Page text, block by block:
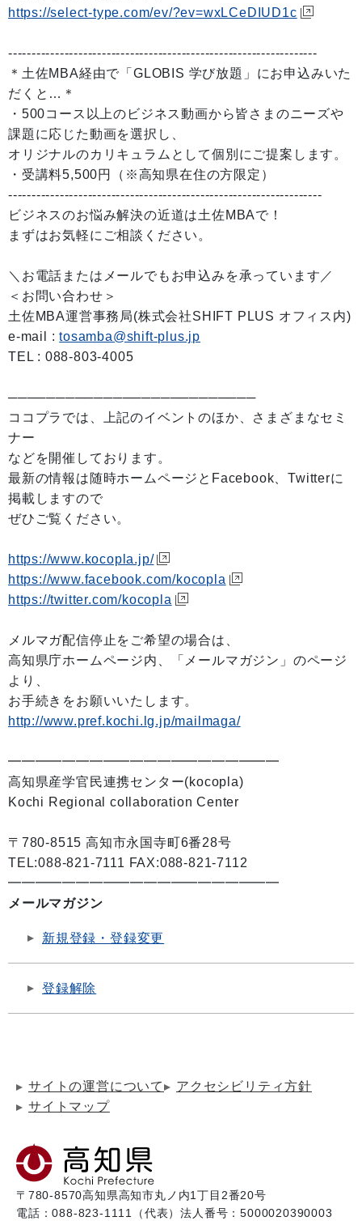
https://select-type.com/ev/?ev=wxLCeDIUD1c
------------------------------------------------------------------
＊土佐MBA経由で「GLOBIS 学び放題」にお申込みいた
だくと…＊
・500コース以上のビジネス動画から皆さまのニーズや
課題に応じた動画を選択し、
オリジナルのカリキュラムとして個別にご提案します。
・受講料5,500円（※高知県在住の方限定）
-------------------------------------------------------------------
ビジネスのお悩み解決の近道は土佐MBAで！
まずはお気軽にご相談ください。
＼お電話またはメールでもお申込みを承っています／
＜お問い合わせ＞
土佐MBA運営事務局(株式会社SHIFT PLUS オフィス内)
e-mail :tosamba@shift-plus.jp
TEL : 088-803-4005
──────────────────────────
ココプラでは、上記のイベントのほか、さまざまなセミ
ナー
などを開催しております。
最新の情報は随時ホームページとFacebook、Twitterに
掲載しますので
ぜひご覧ください。
https://www.kocopla.jp/
https://www.facebook.com/kocopla
https://twitter.com/kocopla
メルマガ配信停止をご希望の場合は、
高知県庁ホームページ内、「メールマガジン」のページ
より、
お手続きをお願いいたします。
http://www.pref.kochi.lg.jp/mailmaga/
━━━━━━━━━━━━━━━━━━━━
高知県産学官民連携センター(kocopla)
Kochi Regional collaboration Center
〒780-8515 高知市永国寺町6番28号
TEL:088-821-7111 FAX:088-821-7112
━━━━━━━━━━━━━━━━━━━━
メールマガジン
新規登録・登録変更
登録解除
サイトの運営について
アクセシビリティ方針
サイトマップ
〒780-8570高知県高知市丸ノ内1丁目2番20号
電話：088-823-1111（代表）法人番号：5000020390003